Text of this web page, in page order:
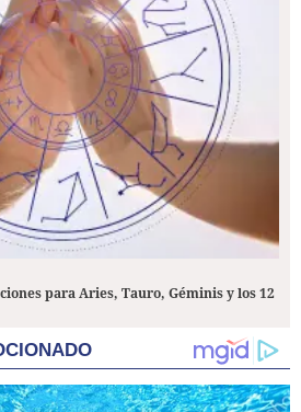
para Aries, Tauro, Géminis y los 12